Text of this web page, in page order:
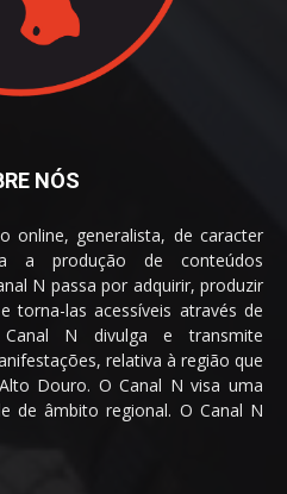
NÓS
online, generalista, de caracter
a produção de conteúdos
N passa por adquirir, produzir
torna-las acessíveis através de
N divulga e transmite
relativa à região que
Douro. O Canal N visa uma
de âmbito regional. O Canal N